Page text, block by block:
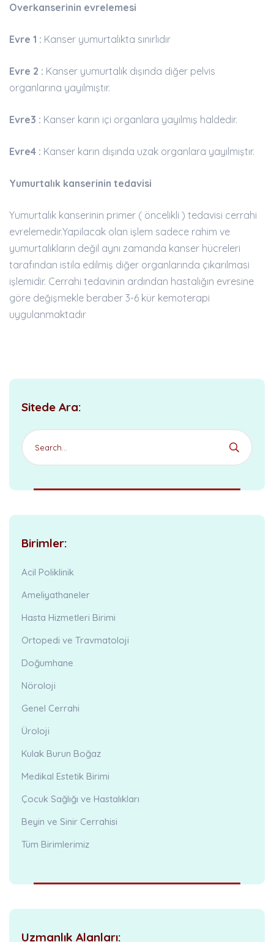
Overkanserinin evrelemesi
Evre 1 : Kanser yumurtalıkta sınırlıdır
Evre 2 : Kanser yumurtalık dışında diğer pelvis
organlarına yayılmıştır.
Evre3 : Kanser karın içi organlara yayılmış haldedir.
Evre4 : Kanser karın dışında uzak organlara yayılmıştır.
Yumurtalık kanserinin tedavisi
Yumurtalık kanserinin primer ( öncelikli ) tedavisi cerrahi
evrelemedir.Yapilacak olan işlem sadece rahim ve
yumurtalıkların değil aynı zamanda kanser hücreleri
tarafından istila edilmiş diğer organlarında çıkarılmasi
işlemidir. Cerrahi tedavinin ardından hastalığın evresine
göre değişmekle beraber 3-6 kür kemoterapi
uygulanmaktadır
Sitede Ara:
Birimler:
Acil Poliklinik
Ameliyathaneler
Hasta Hizmetleri Birimi
Ortopedi ve Travmatoloji
Doğumhane
Nöroloji
Genel Cerrahi
Üroloji
Kulak Burun Boğaz
Medikal Estetik Birimi
Çocuk Sağlığı ve Hastalıkları
Beyin ve Sinir Cerrahisi
Tüm Birimlerimiz
Uzmanlık Alanları: